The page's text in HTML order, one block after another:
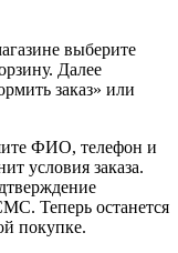
выберите
Далее
заказ» или
ФИО, телефон и
условия заказа.
Теперь останется
покупке.